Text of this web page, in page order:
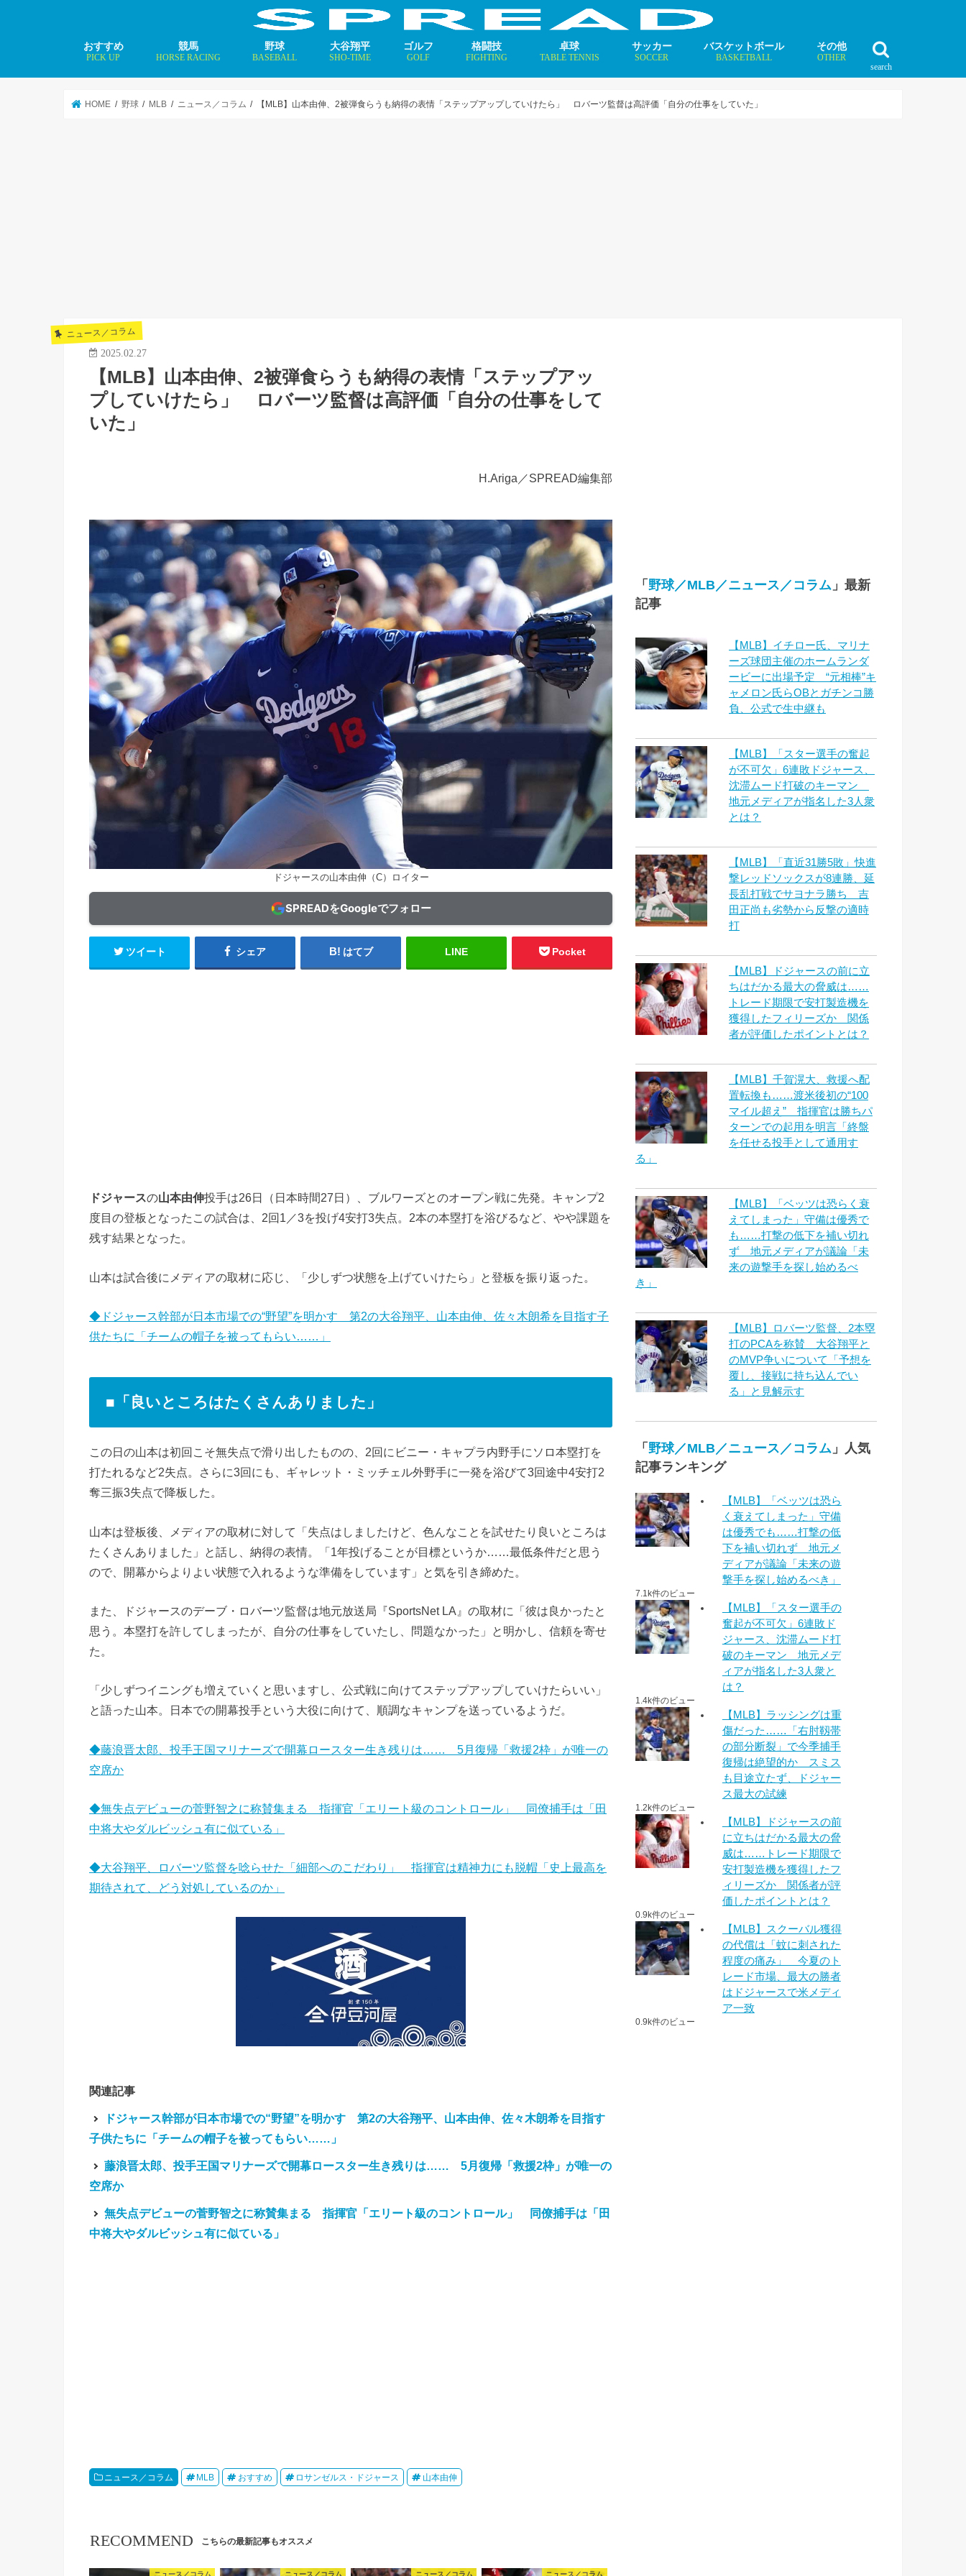
search
おすすめ
PICK UP
競馬
HORSE RACING
野球
BASEBALL
大谷翔平
SHO-TIME
ゴルフ
GOLF
格闘技
FIGHTING
卓球
TABLE TENNIS
サッカー
SOCCER
バスケットボール
BASKETBALL
その他
OTHER
HOME 野球 MLB ニュース／コラム 【MLB】山本由伸、2被弾食らうも納得の表情「ステップアップしていけたら」 ロバーツ監督は高評価「自分の仕事をしていた」
ニュース／コラム
2025.02.27
【MLB】山本由伸、2被弾食らうも納得の表情「ステップアッ
プしていけたら」 ロバーツ監督は高評価「自分の仕事をして
いた」
H.Ariga／SPREAD編集部
ドジャースの山本由伸（C）ロイター
SPREADをGoogleでフォロー
ツイート シェア はてブ LINE Pocket
ドジャースの山本由伸投手は26日（日本時間27日）、ブルワーズとのオープン戦に先発。キャンプ2
度目の登板となったこの試合は、2回1／3を投げ4安打3失点。2本の本塁打を浴びるなど、やや課題を
残す結果となった。
山本は試合後にメディアの取材に応じ、「少しずつ状態を上げていけたら」と登板を振り返った。
◆ドジャース幹部が日本市場での“野望”を明かす 第2の大谷翔平、山本由伸、佐々木朗希を目指す子
供たちに「チームの帽子を被ってもらい……」
■「良いところはたくさんありました」
この日の山本は初回こそ無失点で滑り出したものの、2回にビニー・キャプラ内野手にソロ本塁打を
打たれるなど2失点。さらに3回にも、ギャレット・ミッチェル外野手に一発を浴びて3回途中4安打2
奪三振3失点で降板した。
山本は登板後、メディアの取材に対して「失点はしましたけど、色んなことを試せたり良いところは
たくさんありました」と話し、納得の表情。「1年投げることが目標というか……最低条件だと思う
ので、開幕からよりよい状態で入れるような準備をしています」と気を引き締めた。
また、ドジャースのデーブ・ロバーツ監督は地元放送局『SportsNet LA』の取材に「彼は良かったと
思う。本塁打を許してしまったが、自分の仕事をしていたし、問題なかった」と明かし、信頼を寄せ
た。
「少しずつイニングも増えていくと思いますし、公式戦に向けてステップアップしていけたらいい」
と語った山本。日本での開幕投手という大役に向けて、順調なキャンプを送っているようだ。
◆藤浪晋太郎、投手王国マリナーズで開幕ロースター生き残りは…… 5月復帰「救援2枠」が唯一の
空席か
◆無失点デビューの菅野智之に称賛集まる 指揮官「エリート級のコントロール」 同僚捕手は「田
中将大やダルビッシュ有に似ている」
◆大谷翔平、ロバーツ監督を唸らせた「細部へのこだわり」 指揮官は精神力にも脱帽「史上最高を
期待されて、どう対処しているのか」
関連記事
ドジャース幹部が日本市場での“野望”を明かす 第2の大谷翔平、山本由伸、佐々木朗希を目指す
子供たちに「チームの帽子を被ってもらい……」
藤浪晋太郎、投手王国マリナーズで開幕ロースター生き残りは…… 5月復帰「救援2枠」が唯一の
空席か
無失点デビューの菅野智之に称賛集まる 指揮官「エリート級のコントロール」 同僚捕手は「田
中将大やダルビッシュ有に似ている」
ニュース／コラム MLB おすすめ ロサンゼルス・ドジャース 山本由伸
RECOMMEND こちらの最新記事もオススメ
ニュース／コラム ニュース／コラム ニュース／コラム ニュース／コラム
「 野球／MLB／ニュース／コラム 」最新
記事
【MLB】イチロー氏、マリナ
ーズ球団主催のホームランダ
ービーに出場予定 “元相棒”キ
ャメロン氏らOBとガチンコ勝
負、公式で生中継も
【MLB】「スター選手の奮起
が不可欠」6連敗ドジャース、
沈滞ムード打破のキーマン
地元メディアが指名した3人衆
とは？
【MLB】「直近31勝5敗」快進
撃レッドソックスが8連勝、延
長乱打戦でサヨナラ勝ち 吉
田正尚も劣勢から反撃の適時
打
【MLB】ドジャースの前に立
ちはだかる最大の脅威は……
トレード期限で安打製造機を
獲得したフィリーズか 関係
者が評価したポイントとは？
【MLB】千賀滉大、救援へ配
置転換も……渡米後初の“100
マイル超え” 指揮官は勝ちパ
ターンでの起用を明言「終盤
を任せる投手として通用す
る」
【MLB】「ベッツは恐らく衰
えてしまった」守備は優秀で
も……打撃の低下を補い切れ
ず 地元メディアが議論「未
来の遊撃手を探し始めるべ
き」
【MLB】ロバーツ監督、2本塁
打のPCAを称賛 大谷翔平と
のMVP争いについて「予想を
覆し、接戦に持ち込んでい
る」と見解示す
「 野球／MLB／ニュース／コラム 」人気
記事ランキング
【MLB】「ベッツは恐ら
く衰えてしまった」守備
は優秀でも……打撃の低
下を補い切れず 地元メ
ディアが議論「未来の遊
撃手を探し始めるべき」
7.1k件のビュー
【MLB】「スター選手の
奮起が不可欠」6連敗ド
ジャース、沈滞ムード打
破のキーマン 地元メデ
ィアが指名した3人衆と
は？
1.4k件のビュー
【MLB】ラッシングは重
傷だった……「右肘靱帯
の部分断裂」で今季捕手
復帰は絶望的か スミス
も目途立たず、ドジャー
ス最大の試練
1.2k件のビュー
【MLB】ドジャースの前
に立ちはだかる最大の脅
威は……トレード期限で
安打製造機を獲得したフ
ィリーズか 関係者が評
価したポイントとは？
0.9k件のビュー
【MLB】スクーバル獲得
の代償は「蚊に刺された
程度の痛み」 今夏のト
レード市場、最大の勝者
はドジャースで米メディ
ア一致
0.9k件のビュー